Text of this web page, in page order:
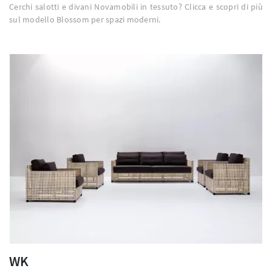
Cerchi salotti e divani Novamobili in tessuto? Clicca e scopri di più
sul modello Blossom per spazi moderni.
WK